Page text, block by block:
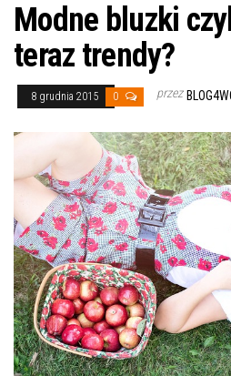
Modne bluzki
teraz trendy?
8 grudnia 2015 0 przez